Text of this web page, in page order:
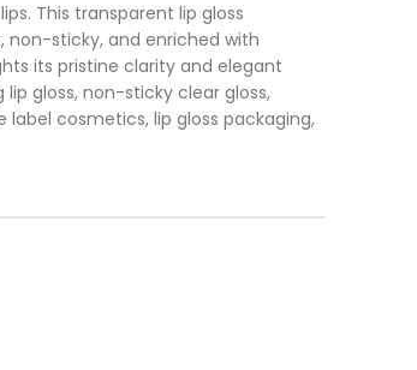
This transparent lip gloss
non-sticky, and enriched with
its pristine clarity and elegant
lip gloss, non-sticky clear gloss,
label cosmetics, lip gloss packaging,